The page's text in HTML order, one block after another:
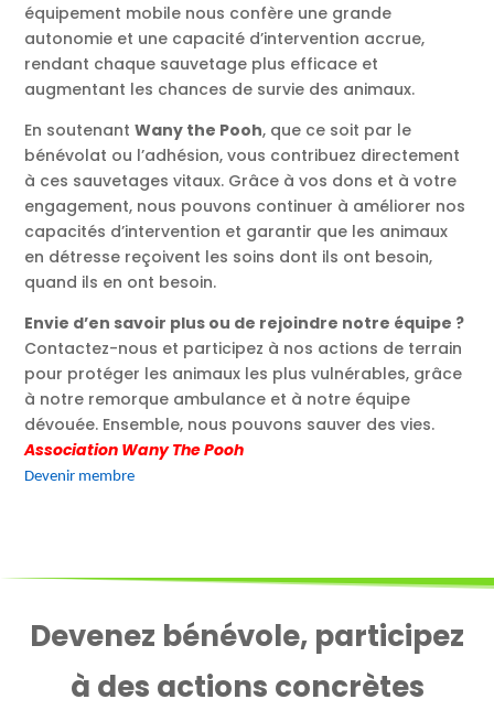
équipement mobile nous confère une grande
autonomie et une capacité d’intervention accrue,
rendant chaque sauvetage plus efficace et
augmentant les chances de survie des animaux.
En soutenantWany the Pooh, que ce soit par le
bénévolat ou l’adhésion, vous contribuez directement
à ces sauvetages vitaux. Grâce à vos dons et à votre
engagement, nous pouvons continuer à améliorer nos
capacités d’intervention et garantir que les animaux
en détresse reçoivent les soins dont ils ont besoin,
quand ils en ont besoin.
Envie d’en savoir plus ou de rejoindre notre équipe ?
Contactez-nous et participez à nos actions de terrain
pour protéger les animaux les plus vulnérables, grâce
à notre remorque ambulance et à notre équipe
dévouée. Ensemble, nous pouvons sauver des vies.
Association Wany The Pooh
Devenir membre
Devenez bénévole, participez
à des actions concrètes